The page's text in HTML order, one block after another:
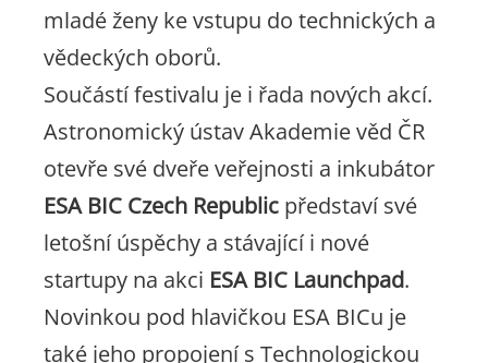
mladé ženy ke vstupu do technických a
vědeckých oborů.
Součástí festivalu je i řada nových akcí.
Astronomický ústav Akademie věd ČR
otevře své dveře veřejnosti a inkubátor
ESA BIC Czech Republic představí své
letošní úspěchy a stávající i nové
startupy na akci ESA BIC Launchpad.
Novinkou pod hlavičkou ESA BICu je
také jeho propojení s Technologickou